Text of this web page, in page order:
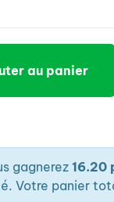
au panier
gagnerez 16.20
Votre panier